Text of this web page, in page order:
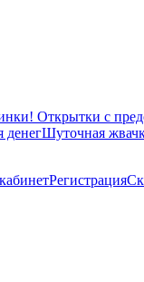
Открытки с
денегШуточная
Регистрация